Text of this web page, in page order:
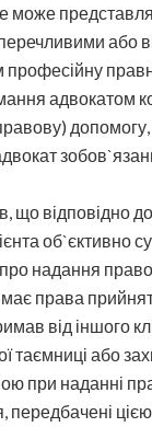
може
або
професійну
адвокатом
допомогу,
що відповідно
об`єктивно
надання
права
від іншого
таємниці або
при наданні